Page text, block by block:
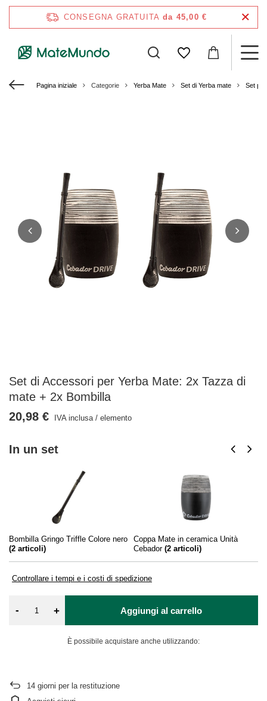
CONSEGNA GRATUITA da 45,00 €
Pagina iniziale Categorie Yerba Mate Set di Yerba mate Set
Set di Accessori per Yerba Mate: 2x Tazza di
mate + 2x Bombilla
In un set
Bombilla Gringo Triffle Colore nero
(2 articoli)
Coppa Mate in ceramica Unità
Cebador(2 articoli)
Controllare i tempi e i costi di spedizione
20,98 € IVA inclusa/ elemento
- + Aggiungi al carrello
È possibile acquistare anche utilizzando:
14 giorni per la restituzione